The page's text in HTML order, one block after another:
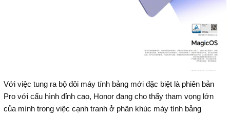
Với việc tung ra bộ đôi máy tính bảng mới đặc biệt là phiên bản
Pro với cấu hình đỉnh cao, Honor đang cho thấy tham vọng lớn
của mình trong việc cạnh tranh ở phân khúc máy tính bảng